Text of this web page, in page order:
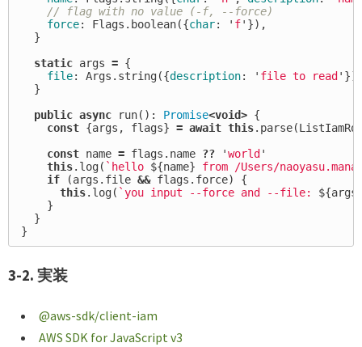
// flag with no value (-f, --force)
force: Flags . boolean({char: ' f' }),
}
static args = {
file: Args . string({description: ' file to read '
}
public async run(): Promise<void> {
const {args , flags} = await this. parse(
const name = flags . name ?? 'world '
this. log( `hello ${name} from /Users/
if
(args . file && flags . force)
{
this. log( `you input --force and --file: ${args
}
}
}
3-2. 実装
@aws-sdk/client-iam
AWS SDK for JavaScript v3